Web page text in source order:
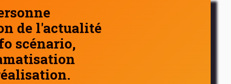
de l'actualité
scénario,